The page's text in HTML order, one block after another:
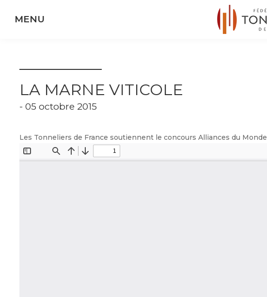
LA MARNE VITICOLE
- 05 octobre 2015
Les Tonneliers de France soutiennent le concours Alliances du Monde